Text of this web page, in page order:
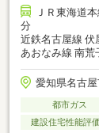
ＪＲ東海道
分
近鉄名古屋線 伏
あおなみ線 南荒
愛知県名古
都市ガス
建設住宅性能評